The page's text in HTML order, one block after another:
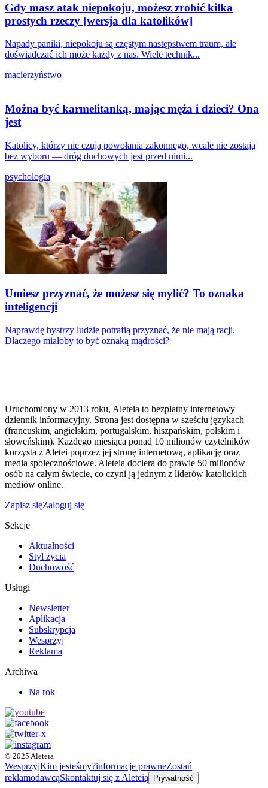
Gdy masz atak niepokoju, możesz zrobić kilka
prostych rzeczy [wersja dla katolików]
Napady paniki, niepokoju są częstym następstwem traum, ale
doświadczać ich może każdy z nas. Wiele technik...
macierzyństwo
Można być karmelitanką, mając męża i dzieci? Ona
jest
Katolicy, którzy nie czują powołania zakonnego, wcale nie zostają
bez wyboru — dróg duchowych jest przed nimi...
psychologia
Umiesz przyznać, że możesz się mylić? To oznaka
inteligencji
Naprawdę bystrzy ludzie potrafią przyznać, że nie mają racji.
Dlaczego miałoby to być oznaką mądrości?
Uruchomiony w 2013 roku, Aleteia to bezpłatny internetowy
dziennik informacyjny. Strona jest dostępna w sześciu językach
(francuskim, angielskim, portugalskim, hiszpańskim, polskim i
słoweńskim). Każdego miesiąca ponad 10 milionów czytelników
korzysta z Aletei poprzez jej stronę internetową, aplikację oraz
media społecznościowe. Aleteia dociera do prawie 50 milionów
osób na całym świecie, co czyni ją jednym z liderów katolickich
mediów online.
Zapisz sięZaloguj się
Sekcje
Aktualności
Styl życia
Duchowość
Usługi
Newsletter
Aplikacja
Subskrypcja
Wesprzyj
Reklama
Archiwa
Na rok
© 2025 Aleteia
WesprzyjKim jesteśmy?informacje prawneZostań
reklamodawcąSkontaktuj się z Aleteią Prywatność